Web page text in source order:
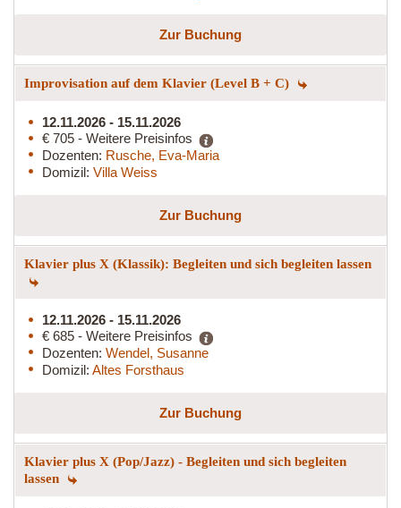
Zur Buchung
Improvisation auf dem Klavier (Level B + C)
12.11.2026 - 15.11.2026
€ 705 - Weitere Preisinfos
Dozenten: Rusche, Eva-Maria
Domizil: Villa Weiss
Zur Buchung
Klavier plus X (Klassik): Begleiten und sich begleiten lassen
12.11.2026 - 15.11.2026
€ 685 - Weitere Preisinfos
Dozenten: Wendel, Susanne
Domizil: Altes Forsthaus
Zur Buchung
Klavier plus X (Pop/Jazz) - Begleiten und sich begleiten
lassen